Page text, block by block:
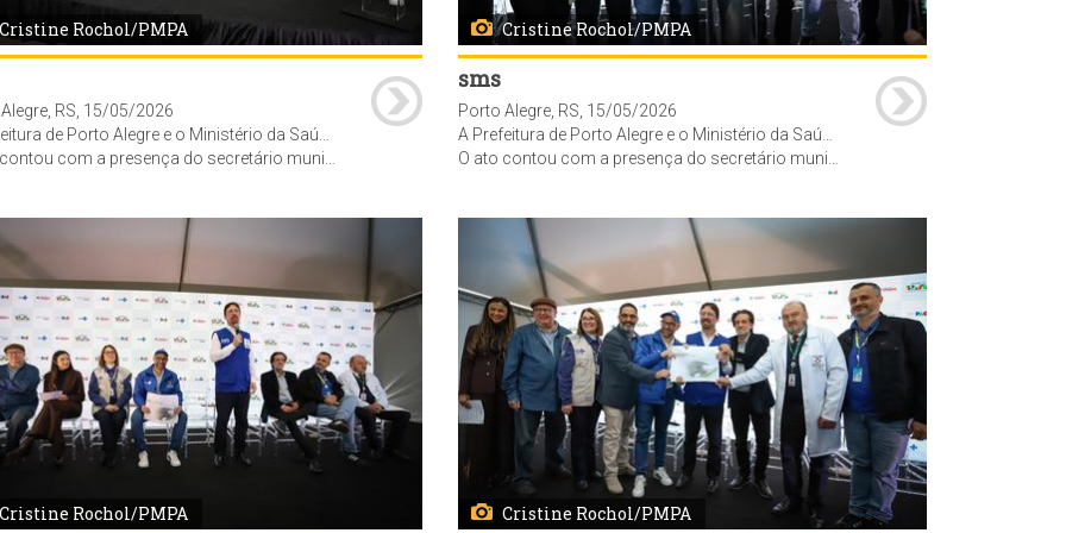
Rochol/PMPA
RS, 15/05/2026
da Saúde realizaram ato simbólico de emissão das ordens de serviço para a construção da nova Maternidade da Restinga e da Policlínica - Centro de Especialidades da Zona Sul. O evento ocorreu no estacionamento dos fundos do Hospital Restinga e Extremo Sul.
de Gestão do Trabalho e da Educação na Saúde do Ministério da Saúde (MS), Felipe Proenço de Oliveira, e a superintendente do MS no RS, Maria Celeste de Souza da Silva, a vice-prefeita de Porto Alegre, Betina Worm, a secretária adjunta da SMS, Jaqueline Rocha, o vereadores, Aldacir Oliboni (representando a CMPA) o sup. da CEF/RS, Tiago Helgueira Nenê, do Sup. Ass. Hospitalar Vila Nova, Dirceu Dal Molin, a dir. HRES, Amanda Dal Molin, repres. do Cons. Est. de Saúde RS, Waldir Bohn Gass, vereadores, funcionários, comunidade e imprensa. Foto: Cristine Rochol/PMPA
Cristine Rochol/PMPA
sms
Porto Alegre, RS, 15/05/2026
A Prefeitura de Porto Alegre e o Ministério da Saúde realizaram ato simbólico de emissão das ordens de serviço para a construção da nova Maternidade da Restinga e da Policlínica - Centro de Especialidades da Zona Sul. O evento ocorreu no estacionamento dos fundos do Hospital Restinga e Extremo Sul.
O ato contou com a presença do secretário municipal de Saúde, Fernando Ritter, o secretário de Gestão do Trabalho e da Educação na Saúde do Ministério da Saúde (MS), Felipe Proenço de Oliveira, e a superintendente do MS no RS, Maria Celeste de Souza da Silva, a vice-prefeita de Porto Alegre, Betina Worm, a secretária adjunta da SMS, Jaqueline Rocha, o vereadores, Aldacir Oliboni (representando a CMPA) o sup. da CEF/RS, Tiago Helgueira Nenê, do Sup. Ass. Hospitalar Vila Nova, Dirceu Dal Molin, a dir. HRES, Amanda Dal Molin, repres. do Cons. Est. de Saúde RS, Waldir Bohn Gass, vereadores, funcionários, comunidade e imprensa. Foto: Cristine Rochol/PMPA
Rochol/PMPA Cristine Rochol/PMPA